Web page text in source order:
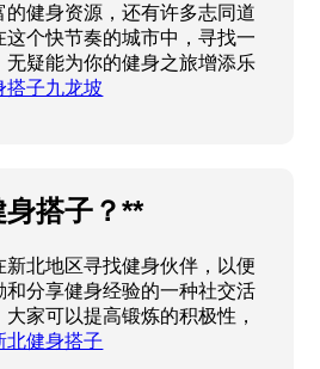
健身资源，还有许多志同道
个快节奏的城市中，寻找一
无疑能为你的健身之旅增添乐
搭子九龙坡
搭子？**
新北地区寻找健身伙伴，以便
和分享健身经验的一种社交活
家可以提高锻炼的积极性，
北健身搭子